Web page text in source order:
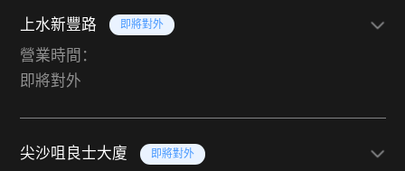
上水新豐路 即將對外
營業時間：
即將對外
尖沙咀良士大廈 即將對外